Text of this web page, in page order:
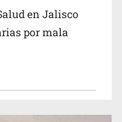
de diálogo con
en Jalisco
por mala